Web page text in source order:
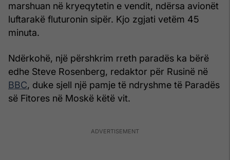
marshuan në kryeqytetin e vendit, ndërsa avionët
luftarakë fluturonin sipër. Kjo zgjati vetëm 45
minuta.
Ndërkohë, një përshkrim rreth paradës ka bërë
edhe Steve Rosenberg, redaktor për Rusinë në
BBC, duke sjell një pamje të ndryshme të Paradës
së Fitores në Moskë këtë vit.